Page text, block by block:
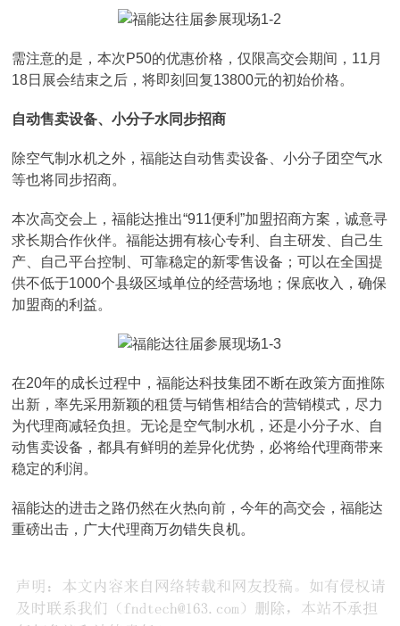
需注意的是，本次P50的优惠价格，仅限高交会期间，11月
18日展会结束之后，将即刻回复13800元的初始价格。
自动售卖设备、小分子水同步招商
除空气制水机之外，福能达自动售卖设备、小分子团空气水
等也将同步招商。
本次高交会上，福能达推出“911便利”加盟招商方案，诚意寻
求长期合作伙伴。福能达拥有核心专利、自主研发、自己生
产、自己平台控制、可靠稳定的新零售设备；可以在全国提
供不低于1000个县级区域单位的经营场地；保底收入，确保
加盟商的利益。
在20年的成长过程中，福能达科技集团不断在政策方面推陈
出新，率先采用新颖的租赁与销售相结合的营销模式，尽力
为代理商减轻负担。无论是空气制水机，还是小分子水、自
动售卖设备，都具有鲜明的差异化优势，必将给代理商带来
稳定的利润。
福能达的进击之路仍然在火热向前，今年的高交会，福能达
重磅出击，广大代理商万勿错失良机。